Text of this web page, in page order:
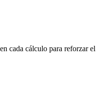
cada cálculo para reforzar el